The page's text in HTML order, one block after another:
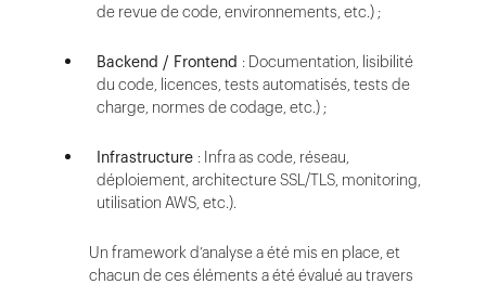
de revue de code, environnements, etc.) ;
Backend / Frontend : Documentation, lisibilité
du code, licences, tests automatisés, tests de
charge, normes de codage, etc.) ;
Infrastructure : Infra as code, réseau,
déploiement, architecture SSL/TLS, monitoring,
utilisation AWS, etc.).
Un framework d’analyse a été mis en place, et
chacun de ces éléments a été évalué au travers